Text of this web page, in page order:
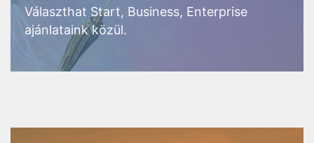
Választhat Start, Business, Enterprise
ajánlataink közül.